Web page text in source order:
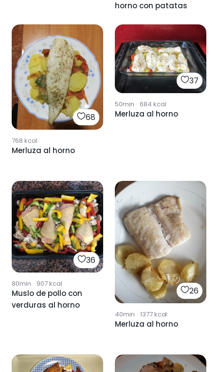
horno con patatas
68
768 kcal
Merluza al horno
37
50min · 684 kcal
Merluza al horno
36
80min · 907kcal
Muslo de pollo con
verduras al horno
26
40min · 1377kcal
Merluza al horno